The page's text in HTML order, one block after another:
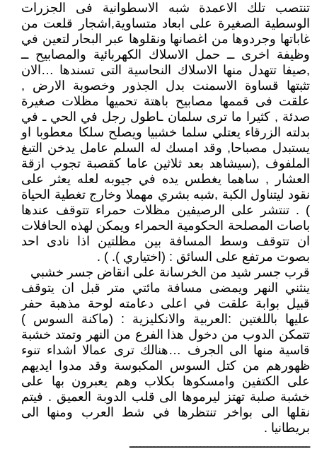
تنتصب تلك الاعمدة شبه الاسطوانية فى الجزرات
الوسطية الصغيرة على ابعاد متساوية,اشجار قلعت من
غاباتها وجردوها من اغصانها ونقلوها عبر البحار لتعين في
وظيفة اخرى ــ حمل الاسلاك الكهربائية والمصابيح ــ
,صيفا تتهدل منها الاسلاك النحاسية التى تسندها …الان
تثبتها قساوة الاسمنت بدل الجذور وخصوبة الارض ,
علقت فى قممها مصابيح باهتة تحميها مظلات صغيرة
صدئة , كثيرا ما ترى سلمان ـاطول رجل في الحي ـ في
بدلته الزرقاء يعتلي سلما خشبيا ويصلح سلكا معطوبا او
يستبدل مصباحا, وقد امسك له السلم عامل يدخن التبغ
الملفوف ,(سيشاهد بعد ثلاثين عاما كقصبة تجوب ازقة
العشار , ساهما يغطس يده في جيوبه لعله يعثر على
نقود ليتناول الكبة ,شبه بشري مهملا وخارج تغطية الحياة
) . تنتشر على الرصيفين مظلات حمراء تتوقف عندها
باصات المصلحة الحكومية الحمراء ويمكن لهذه الحافلات
ان تتوقف وسط المسافة بين مظلتين اذا نادى احد
بصوت مرتفع على السائق : (اختياري ). ) .
قرب جسر شيد من الخرسانة على انقاض جسر خشبي
ينثني النهر ويمضى مسافة مائتي متر قبل ان يتوقف
قبيل بوابة علقت في اعلى دعامته لوحة مذهبة حفر
عليها باللغتين :العربية والانكليزية : (ماكنة السوس )
تتمكن الدوب من دخول هذا الفرع من النهر وتمتد خشبة
قاسية منها الى الجرف …هنالك ترى عمالا اشداء تنوء
ظهورهم من كتل السوس المكبوسة وقد مدوا ايديهم
على الكتفين وامسكوها بكلاب وهم يعبرون بها على
خشبة صلبة تهتز ليرموها الى قلب الدوبة العميق . فيتم
نقلها الى بواخر تنتظرها في شط العرب ومنها الى
بريطانيا .
ـــــــــــــــــــــــــــــــــــــــــــــــــــ